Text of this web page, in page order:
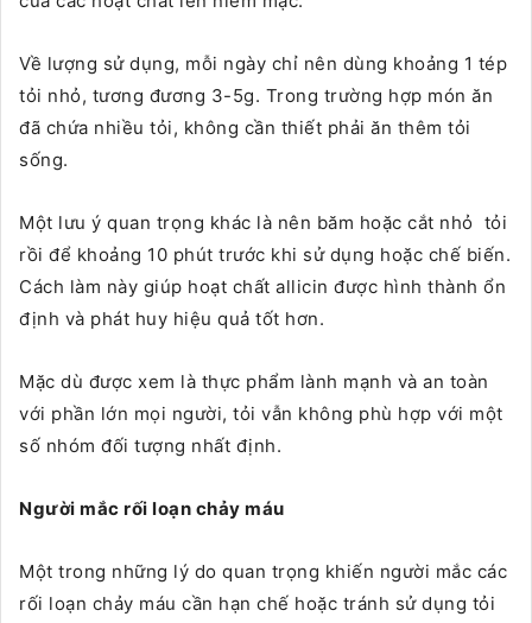
Về lượng sử dụng, mỗi ngày chỉ nên dùng khoảng 1 tép
tỏi nhỏ, tương đương 3-5g. Trong trường hợp món ăn
đã chứa nhiều tỏi, không cần thiết phải ăn thêm tỏi
sống.
Một lưu ý quan trọng khác là nên băm hoặc cắt nhỏ tỏi
rồi để khoảng 10 phút trước khi sử dụng hoặc chế biến.
Cách làm này giúp hoạt chất allicin được hình thành ổn
định và phát huy hiệu quả tốt hơn.
Mặc dù được xem là thực phẩm lành mạnh và an toàn
với phần lớn mọi người, tỏi vẫn không phù hợp với một
số nhóm đối tượng nhất định.
Người mắc rối loạn chảy máu
Một trong những lý do quan trọng khiến người mắc các
rối loạn chảy máu cần hạn chế hoặc tránh sử dụng tỏi